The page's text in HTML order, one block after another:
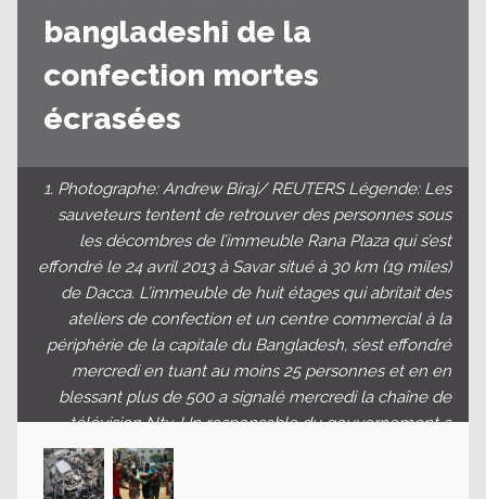
bangladeshi de la
confection mortes
écrasées
1. Photographe: Andrew Biraj/ REUTERS Légende: Les
sauveteurs tentent de retrouver des personnes sous
les décombres de l’immeuble Rana Plaza qui s’est
effondré le 24 avril 2013 à Savar situé à 30 km (19 miles)
de Dacca. L’immeuble de huit étages qui abritait des
ateliers de confection et un centre commercial à la
périphérie de la capitale du Bangladesh, s’est effondré
mercredi en tuant au moins 25 personnes et en en
blessant plus de 500 a signalé mercredi la chaîne de
télévision Ntv. Un responsable du gouvernement a
déclaré que plus de 70 personnes avaient été tuées et